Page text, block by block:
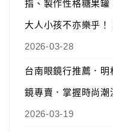
指、製作性格糖果罐
大人小孩不亦樂乎！
2026-03-28
台南眼鏡行推薦．
鏡專賣．掌握時尚潮
2026-03-19